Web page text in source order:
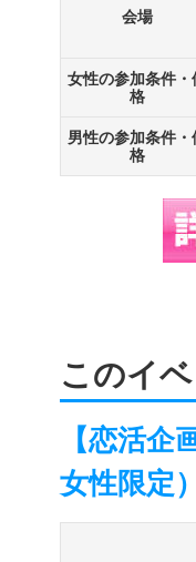
会場
女性の参加条件・
格
男性の参加条件・
格
このイ
【恋活
女性限定